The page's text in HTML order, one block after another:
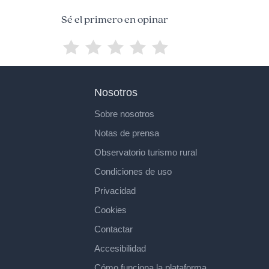
Sé el primero en opinar
Nosotros
Sobre nosotros
Notas de prensa
Observatorio turismo rural
Condiciones de uso
Privacidad
Cookies
Contactar
Accesibilidad